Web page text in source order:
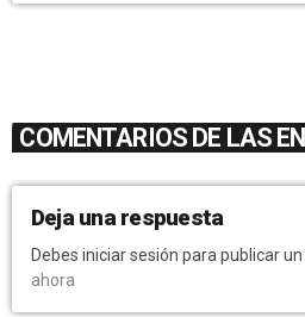
COMENTARIOS DE LAS
Deja una respuesta
Debes iniciar sesión para publicar
ahora